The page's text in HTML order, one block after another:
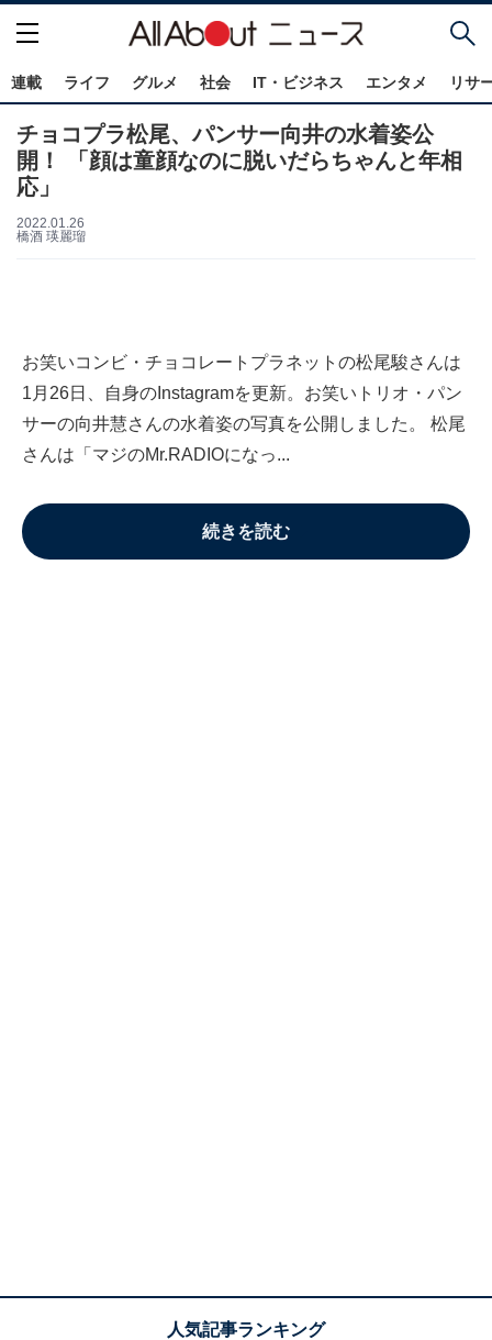
連載 ライフ グルメ 社会 IT・ビジネス エンタメ リサ
チョコプラ松尾、パンサー向井の水着姿公
開！ 「顔は童顔なのに脱いだらちゃんと年相
応」
2022.01.26
橋酒 瑛麗瑠
お笑いコンビ・チョコレートプラネットの松尾駿さんは
1月26日、自身のInstagramを更新。お笑いトリオ・パン
サーの向井慧さんの水着姿の写真を公開しました。 松尾
さんは「マジのMr.RADIOになっ...
続きを読む